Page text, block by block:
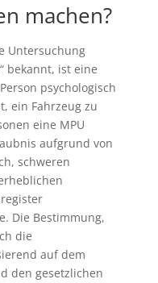
machen?
Untersuchung
bekannt, ist eine
psychologisch
ein Fahrzeug zu
eine MPU
aufgrund von
schweren
Die Bestimmung,
die
auf dem
den gesetzlichen